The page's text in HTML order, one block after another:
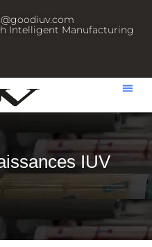
IUV